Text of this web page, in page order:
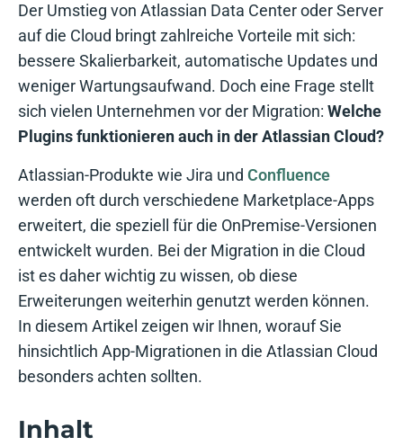
Der Umstieg von Atlassian Data Center oder Server
auf die Cloud bringt zahlreiche Vorteile mit sich:
bessere Skalierbarkeit, automatische Updates und
weniger Wartungsaufwand. Doch eine Frage stellt
sich vielen Unternehmen vor der Migration: Welche
Plugins funktionieren auch in der Atlassian Cloud?
Atlassian-Produkte wie Jira und Confluence
werden oft durch verschiedene Marketplace-Apps
erweitert, die speziell für die OnPremise-Versionen
entwickelt wurden. Bei der Migration in die Cloud
ist es daher wichtig zu wissen, ob diese
Erweiterungen weiterhin genutzt werden können.
In diesem Artikel zeigen wir Ihnen, worauf Sie
hinsichtlich App-Migrationen in die Atlassian Cloud
besonders achten sollten.
Inhalt